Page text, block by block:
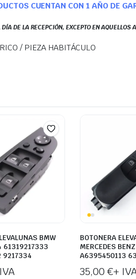
CUENTAN CON 1 AÑO DE
DE LA RECEPCIÓN, EXCEPTO EN
/ PIEZA HABITÁCULO
BMW
61319217333
9217334
BOTONERA
MERCEDES
A6395450113
35,00 €+